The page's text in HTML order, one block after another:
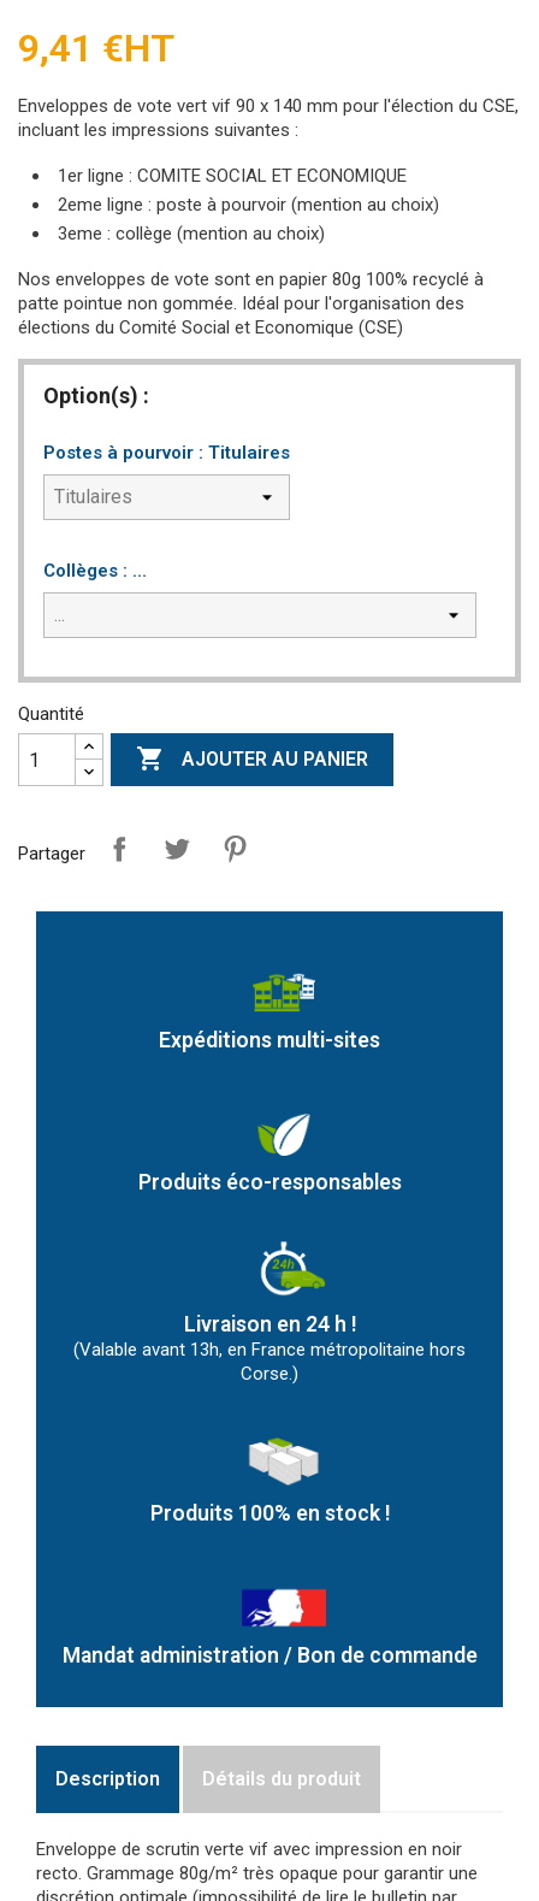
9,41 €HT
Enveloppes de vote vert vif 90 x 140 mm pour l'élection du CSE,
incluant les impressions suivantes :
1er ligne : COMITE SOCIAL ET ECONOMIQUE
2eme ligne : poste à pourvoir (mention au choix)
3eme : collège (mention au choix)
Nos enveloppes de vote sont en papier 80g 100% recyclé à
patte pointue non gommée. Idéal pour l'organisation des
élections du Comité Social et Economique (CSE)
Option(s) :
Postes à pourvoir : Titulaires
Collèges : ...
Quantité
 AJOUTER AU PANIER
Partager
Expéditions multi-sites
Produits éco-responsables
Livraison en 24 h !
(Valable avant 13h, en France métropolitaine hors
Corse.)
Produits 100% en stock !
Mandat administration / Bon de commande
Description Détails du produit
Enveloppe de scrutin verte vif avec impression en noir
recto. Grammage 80g/m² très opaque pour garantir une